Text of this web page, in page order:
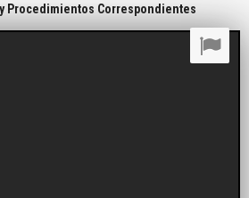
Procedimientos Correspondientes